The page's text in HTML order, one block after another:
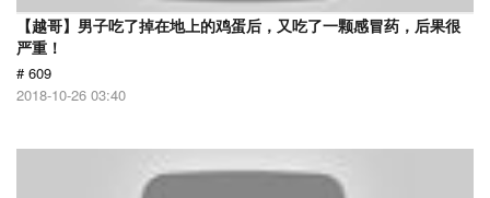
【越哥】男子吃了掉在地上的鸡蛋后，又吃了一颗感冒药，后果很
严重！
# 609
2018-10-26 03:40